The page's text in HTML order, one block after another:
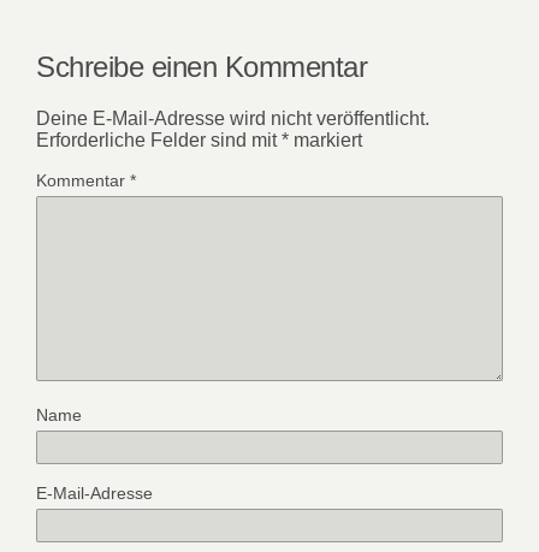
Schreibe einen Kommentar
Deine E-Mail-Adresse wird nicht veröffentlicht.
Erforderliche Felder sind mit* markiert
Kommentar *
Name
E-Mail-Adresse